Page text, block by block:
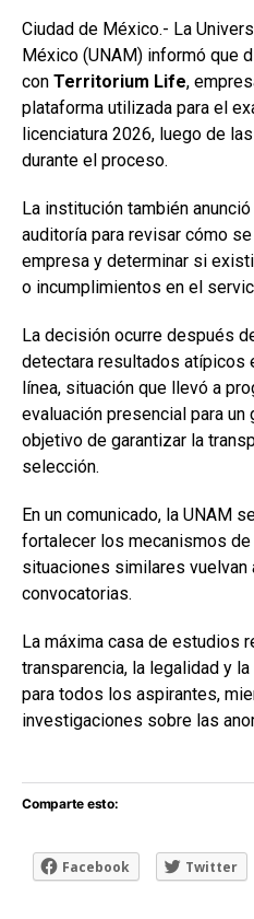
Ciudad de México.- La
México (UNAM) informó que
con Territorium Life,
plataforma utilizada para el
licenciatura 2026, luego de
durante el proceso.
La institución también
auditoría para revisar cómo
empresa y determinar si
o incumplimientos en el
La decisión ocurre después
detectara resultados atípicos
línea, situación que llevó a
evaluación presencial para
objetivo de garantizar la
selección.
En un comunicado, la UNAM
fortalecer los mecanismos
situaciones similares vuelvan
convocatorias.
La máxima casa de estudios
transparencia, la legalidad y
para todos los aspirantes,
investigaciones sobre las
Comparte esto:
Facebook Twitter